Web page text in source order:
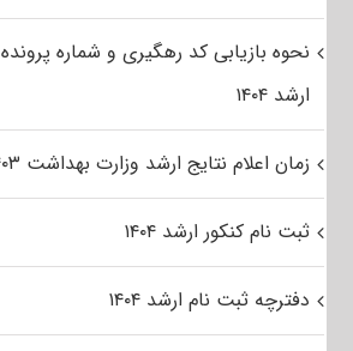
نحوه بازیابی کد رهگیری و شماره پرونده
ارشد ۱۴۰۴
زمان اعلام نتایج ارشد وزارت بهداشت ۱۴۰۳
ثبت نام کنکور ارشد ۱۴۰۴
دفترچه ثبت نام ارشد ۱۴۰۴